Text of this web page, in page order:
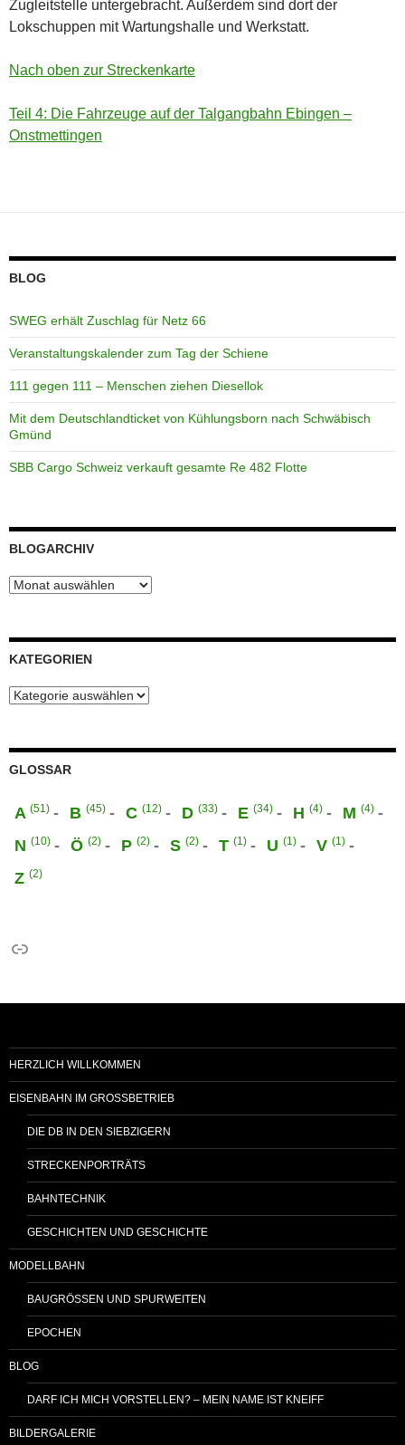
Zugleitstelle untergebracht. Außerdem sind dort der
Lokschuppen mit Wartungshalle und Werkstatt.
Nach oben zur Streckenkarte
Teil 4: Die Fahrzeuge auf der Talgangbahn Ebingen –
Onstmettingen
BLOG
SWEG erhält Zuschlag für Netz 66
Veranstaltungskalender zum Tag der Schiene
111 gegen 111 – Menschen ziehen Diesellok
Mit dem Deutschlandticket von Kühlungsborn nach Schwäbisch
Gmünd
SBB Cargo Schweiz verkauft gesamte Re 482 Flotte
BLOGARCHIV
Blogarchiv
KATEGORIEN
Kategorien
GLOSSAR
A (51) B (45) C (12) D (33) E (34) H (4) M (4)
N (10) Ö (2) P (2) S (2) T (1) U (1) V (1)
Z (2)
Link
HERZLICH WILLKOMMEN
EISENBAHN IM GROSSBETRIEB
DIE DB IN DEN SIEBZIGERN
STRECKENPORTRÄTS
BAHNTECHNIK
GESCHICHTEN UND GESCHICHTE
MODELLBAHN
BAUGRÖSSEN UND SPURWEITEN
EPOCHEN
BLOG
DARF ICH MICH VORSTELLEN? – MEIN NAME IST KNEIFF
BILDERGALERIE